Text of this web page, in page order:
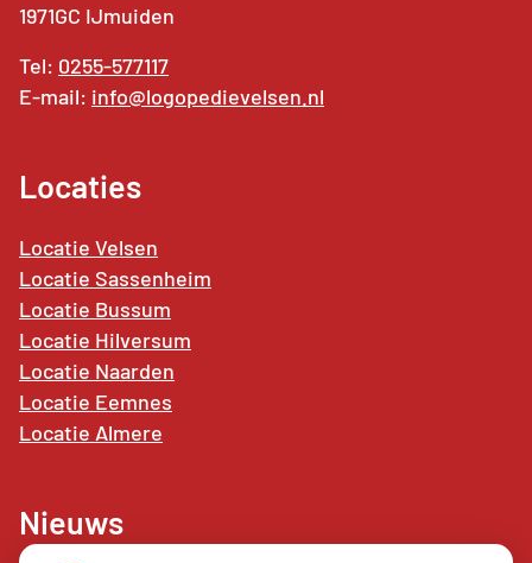
1971GC IJmuiden
Tel: 0255-577117
E-mail: info@logopedievelsen.nl
Locaties
Locatie Velsen
Locatie Sassenheim
Locatie Bussum
Locatie Hilversum
Locatie Naarden
Locatie Eemnes
Locatie Almere
Nieuws